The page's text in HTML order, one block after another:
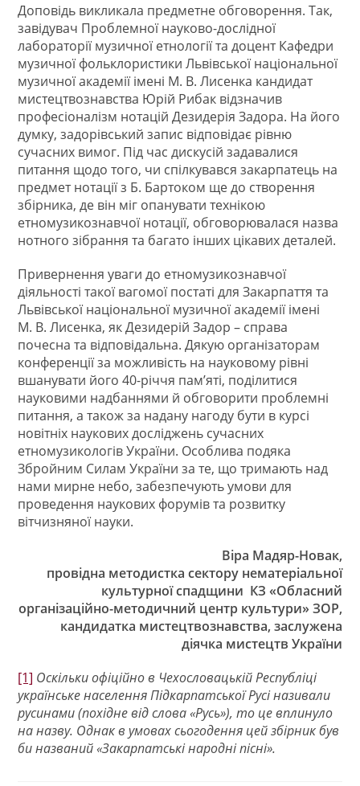
Доповідь викликала предметне обговорення. Так,
завідувач Проблемної науково-дослідної
лабораторії музичної етнології та доцент Кафедри
музичної фольклористики Львівської національної
музичної академії імені М. В. Лисенка кандидат
мистецтвознавства Юрій Рибак відзначив
професіоналізм нотацій Дезидерія Задора. На його
думку, задорівський запис відповідає рівню
сучасних вимог. Під час дискусій задавалися
питання щодо того, чи спілкувався закарпатець на
предмет нотації з Б. Бартоком ще до створення
збірника, де він міг опанувати технікою
етномузикознавчої нотації, обговорювалася назва
нотного зібрання та багато інших цікавих деталей.
Привернення уваги до етномузикознавчої
діяльності такої вагомої постаті для Закарпаття та
Львівської національної музичної академії імені
М. В. Лисенка, як Дезидерій Задор – справа
почесна та відповідальна. Дякую організаторам
конференції за можливість на науковому рівні
вшанувати його 40-річчя пам’яті, поділитися
науковими надбаннями й обговорити проблемні
питання, а також за надану нагоду бути в курсі
новітніх наукових досліджень сучасних
етномузикологів України. Особлива подяка
Збройним Силам України за те, що тримають над
нами мирне небо, забезпечують умови для
проведення наукових форумів та розвитку
вітчизняної науки.
Віра Мадяр-Новак,
провідна методистка сектору нематеріальної
культурної спадщини КЗ «Обласний
організаційно-методичний центр культури» ЗОР,
кандидатка мистецтвознавства, заслужена
діячка мистецтв України
[1] Оскільки офіційно в Чехословацькій Республіці
українське населення Підкарпатської Русі називали
русинами (похідне від слова «Русь»), то це вплинуло
на назву. Однак в умовах сьогодення цей збірник був
би названий «Закарпатські народні пісні».